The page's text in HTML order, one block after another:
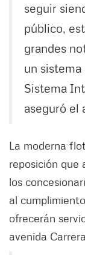
seguir
público,
grandes
un
Sistema
aseguró el
La moderna
reposición que
los
al
ofrecerán
avenida